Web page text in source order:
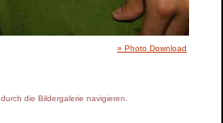
» Photo Download
durch die Bildergalerie navigieren.